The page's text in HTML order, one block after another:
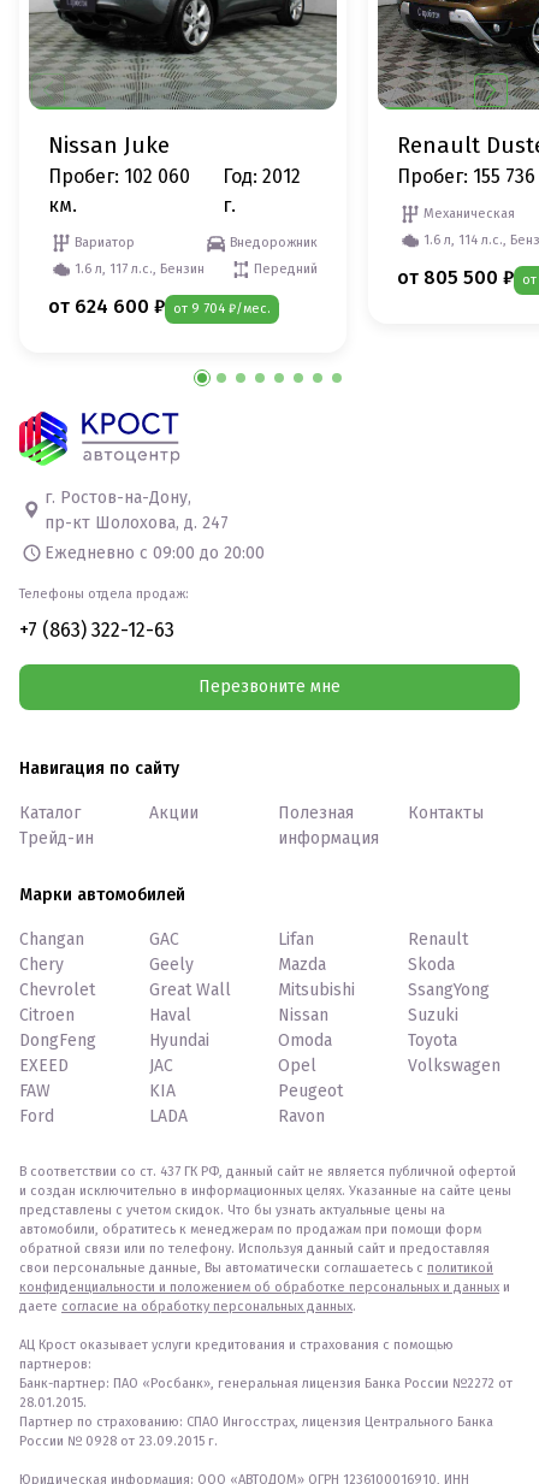
Nissan Juke
Пробег: 102 060
км.
Год: 2012
г.
Вариатор
Внедорожник
1.6 л, 117 л.с., Бензин
Передний
от 624 600 ₽ от 9 704 ₽/мес.
Renault
Пробег: 155
Механическая
1.6 л, 114 л.с.,
от 805 500 ₽
г. Ростов-на-Дону,
пр-кт Шолохова, д. 247
Ежедневно с 09:00 до 20:00
Телефоны отдела продаж:
+7 (863) 322-12-63
Перезвоните мне
Навигация по сайту
Каталог
Трейд-ин
Акции
Полезная
информация
Контакты
Марки автомобилей
Changan
Chery
Chevrolet
Citroen
DongFeng
EXEED
FAW
Ford
GAC
Geely
Great Wall
Haval
Hyundai
JAC
KIA
LADA
Lifan
Mazda
Mitsubishi
Nissan
Omoda
Opel
Peugeot
Ravon
Renault
Skoda
SsangYong
Suzuki
Toyota
Volkswagen
В соответствии со ст. 437 ГК РФ, данный сайт не является публичной офертой
и создан исключительно в информационных целях. Указанные на сайте цены
представлены с учетом скидок. Что бы узнать актуальные цены на
автомобили, обратитесь к менеджерам по продажам при помощи форм
обратной связи или по телефону. Используя данный сайт и предоставляя
свои персональные данные, Вы автоматически соглашаетесь с политикой
конфиденциальности и положением об обработке персональных и данных и
даете согласие на обработку персональных данных.
АЦ Крост оказывает услуги кредитования и страхования с помощью
партнеров:
Банк-партнер: ПАО «Росбанк», генеральная лицензия Банка России №2272 от
28.01.2015.
Партнер по страхованию: СПАО Ингосстрах, лицензия Центрального Банка
России № 0928 от 23.09.2015 г.
Юридическая информация: ООО «АВТОДОМ» ОГРН 1236100016910, ИНН